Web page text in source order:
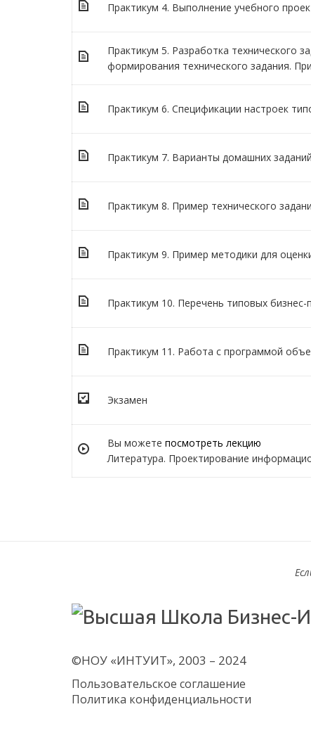
Практикум 4. Выполнение учебного
Практикум 5. Разработка технического
формирования технического задания.
Практикум 6. Спецификации настроек
Практикум 7. Варианты домашних заданий
Практикум 8. Пример технического
Практикум 9. Пример методики для
Практикум 10. Перечень типовых бизнес-
Практикум 11. Работа с программой
Экзамен
Вы можете посмотреть лекцию
Литература. Проектирование
©НОУ «ИНТУИТ», 2003 – 2024
Пользовательское соглашение
Политика конфиденциальности